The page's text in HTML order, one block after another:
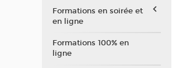
Formations en soirée et
en ligne
Formations 100% en
ligne